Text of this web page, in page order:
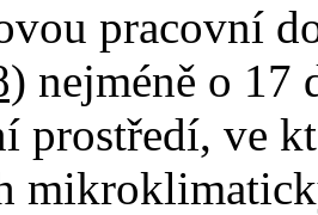
pracovní
nejméně o 17
prostředí, ve